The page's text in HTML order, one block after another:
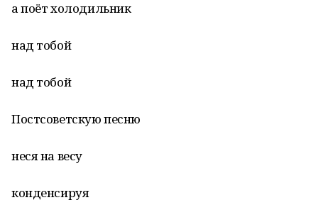
а поёт холодильник
над тобой
над тобой
Постсоветскую песню
неся на весу
конденсируя